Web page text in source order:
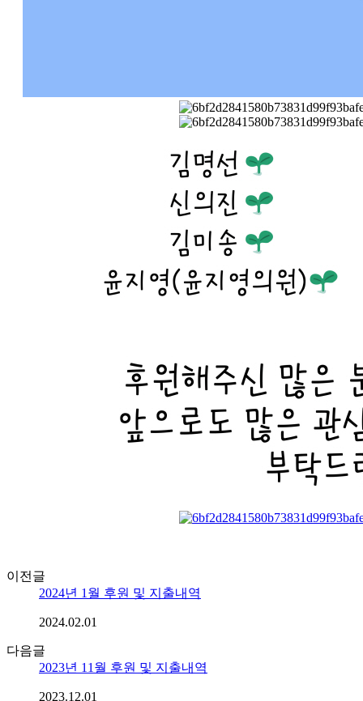
이전글
2024년 1월 후원 및 지출내역
2024.02.01
다음글
2023년 11월 후원 및 지출내역
2023.12.01